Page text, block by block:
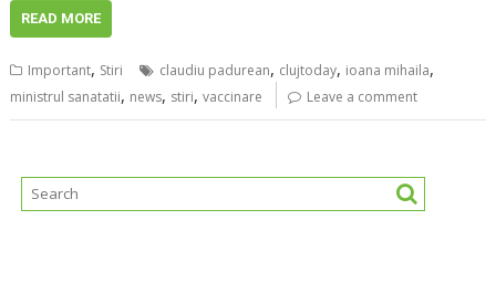
READ MORE
Important, Stiri claudiu padurean, clujtoday, ioana mihaila,
ministrul sanatatii, news, stiri,vaccinare Leave a comment